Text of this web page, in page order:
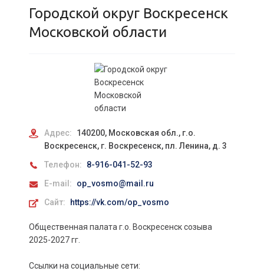
Городской округ Воскресенск
Московской области
Адрес:
140200, Московская обл., г.о.
Воскресенск, г. Воскресенск, пл. Ленина, д. 3
Телефон:
8-916-041-52-93
E-mail:
op_vosmo@mail.ru
Сайт:
https://vk.com/op_vosmo
Общественная палата г.о. Воскресенск созыва
2025-2027 гг.
Ссылки на социальные сети: